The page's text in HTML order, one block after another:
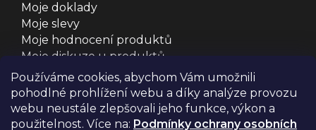
Používáme cookies, abychom Vám umožnili
pohodlné prohlížení webu a díky analýze provozu
webu neustále zlepšovali jeho funkce, výkon a
použitelnost. Více na: Podmínky ochrany osobních
Moje doklady
Moje slevy
Moje hodnocení produktů
Moje diskuze u produktů